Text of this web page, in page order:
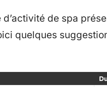
d’activité de spa
quelques